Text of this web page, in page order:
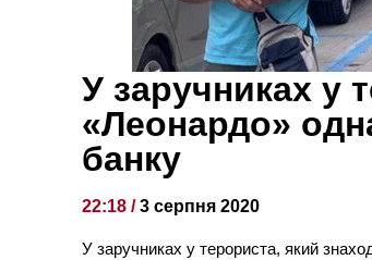
У заручниках у
«Леонардо»
банку
22:18 /3 серпня 2020
У заручниках у терориста, який